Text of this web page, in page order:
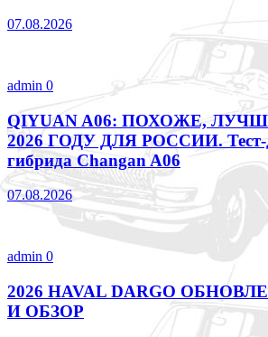
07.08.2026
admin 0
QIYUAN A06: ПОХОЖЕ,
2026 ГОДУ ДЛЯ РОССИИ. Тест-
гибрида Changan A06
07.08.2026
admin 0
2026 HAVAL DARGO
И ОБЗОР